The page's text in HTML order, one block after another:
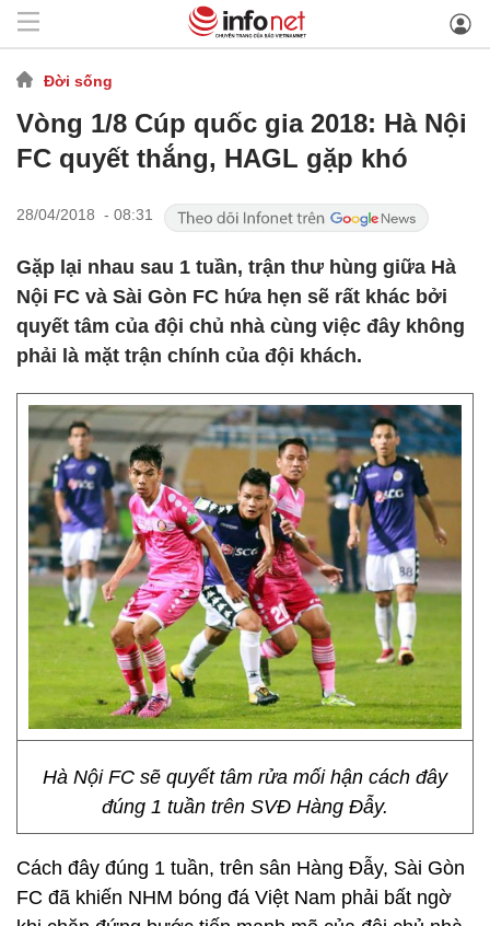
Đời sống
Vòng 1/8 Cúp quốc gia 2018: Hà Nội
FC quyết thắng, HAGL gặp khó
28/04/2018 - 08:31
Gặp lại nhau sau 1 tuần, trận thư hùng giữa Hà
Nội FC và Sài Gòn FC hứa hẹn sẽ rất khác bởi
quyết tâm của đội chủ nhà cùng việc đây không
phải là mặt trận chính của đội khách.
Hà Nội FC sẽ quyết tâm rửa mối hận cách đây
đúng 1 tuần trên SVĐ Hàng Đẫy.
Cách đây đúng 1 tuần, trên sân Hàng Đẫy, Sài Gòn
FC đã khiến NHM bóng đá Việt Nam phải bất ngờ